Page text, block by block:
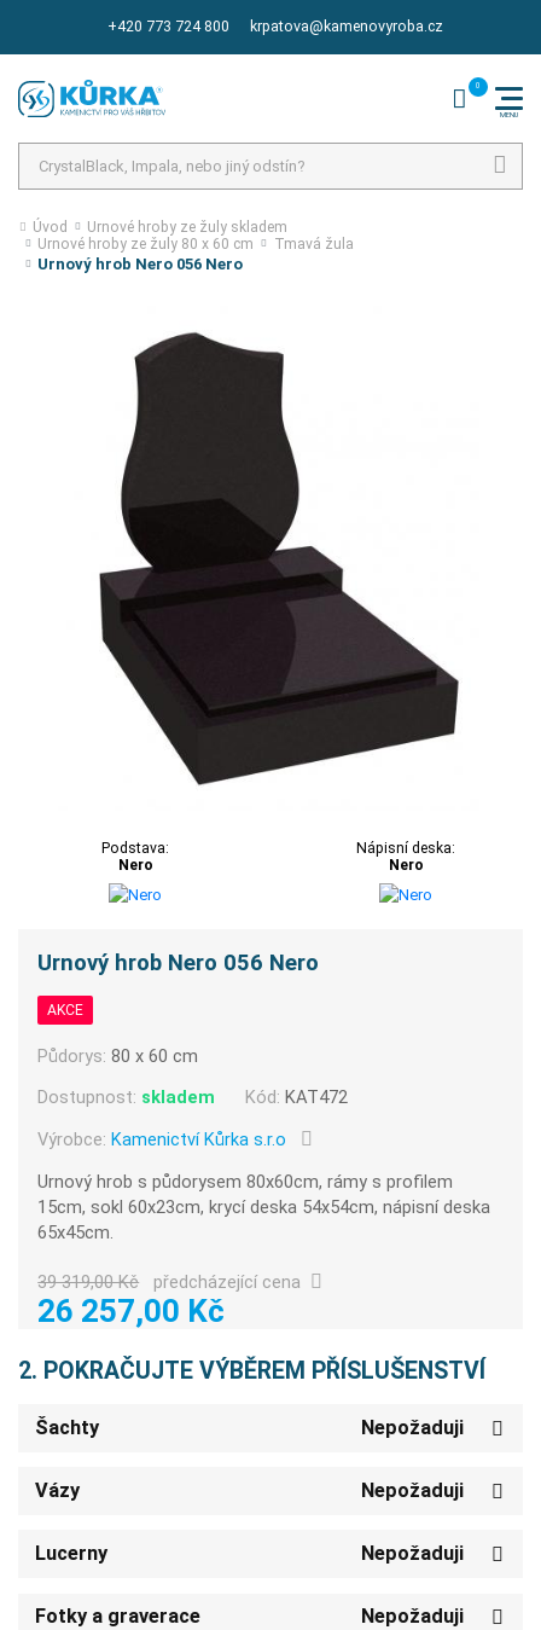
+420 773 724 800 krpatova@kamenovyroba.cz
Úvod
Urnové hroby ze žuly skladem
Urnové hroby ze žuly 80 x 60 cm
Tmavá žula
Urnový hrob Nero 056 Nero
Podstava:
Nero
Nápisní deska:
Nero
Urnový hrob Nero 056 Nero
AKCE
Půdorys:80 x 60 cm
Dostupnost: skladem Kód: KAT472
Výrobce:Kamenictví Kůrka s.r.o
Urnový hrob s půdorysem 80x60cm, rámy s profilem
15cm, sokl 60x23cm, krycí deska 54x54cm, nápisní deska
65x45cm.
39 319,00 Kč předcházející cena
26 257,00 Kč
2. POKRAČUJTE VÝBĚREM PŘÍSLUŠENSTVÍ
Šachty Nepožaduji
Vázy Nepožaduji
Lucerny Nepožaduji
Fotky a graverace Nepožaduji